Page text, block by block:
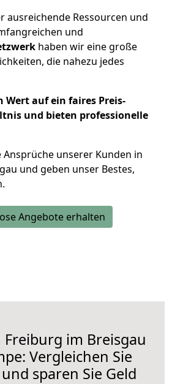
ausreichende Ressourcen und
und
haben wir eine große
die nahezu jedes
Wert auf ein faires Preis-
und bieten professionelle
unserer Kunden in
und geben unser Bestes,
Angebote erhalten
Freiburg im Breisgau
Vergleichen Sie
sparen Sie Geld